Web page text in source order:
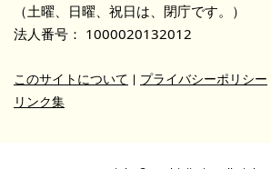
（土曜、日曜、祝日は、閉庁です。）
法人番号： 1000020132012
このサイトについて プライバシーポリシー
リンク集